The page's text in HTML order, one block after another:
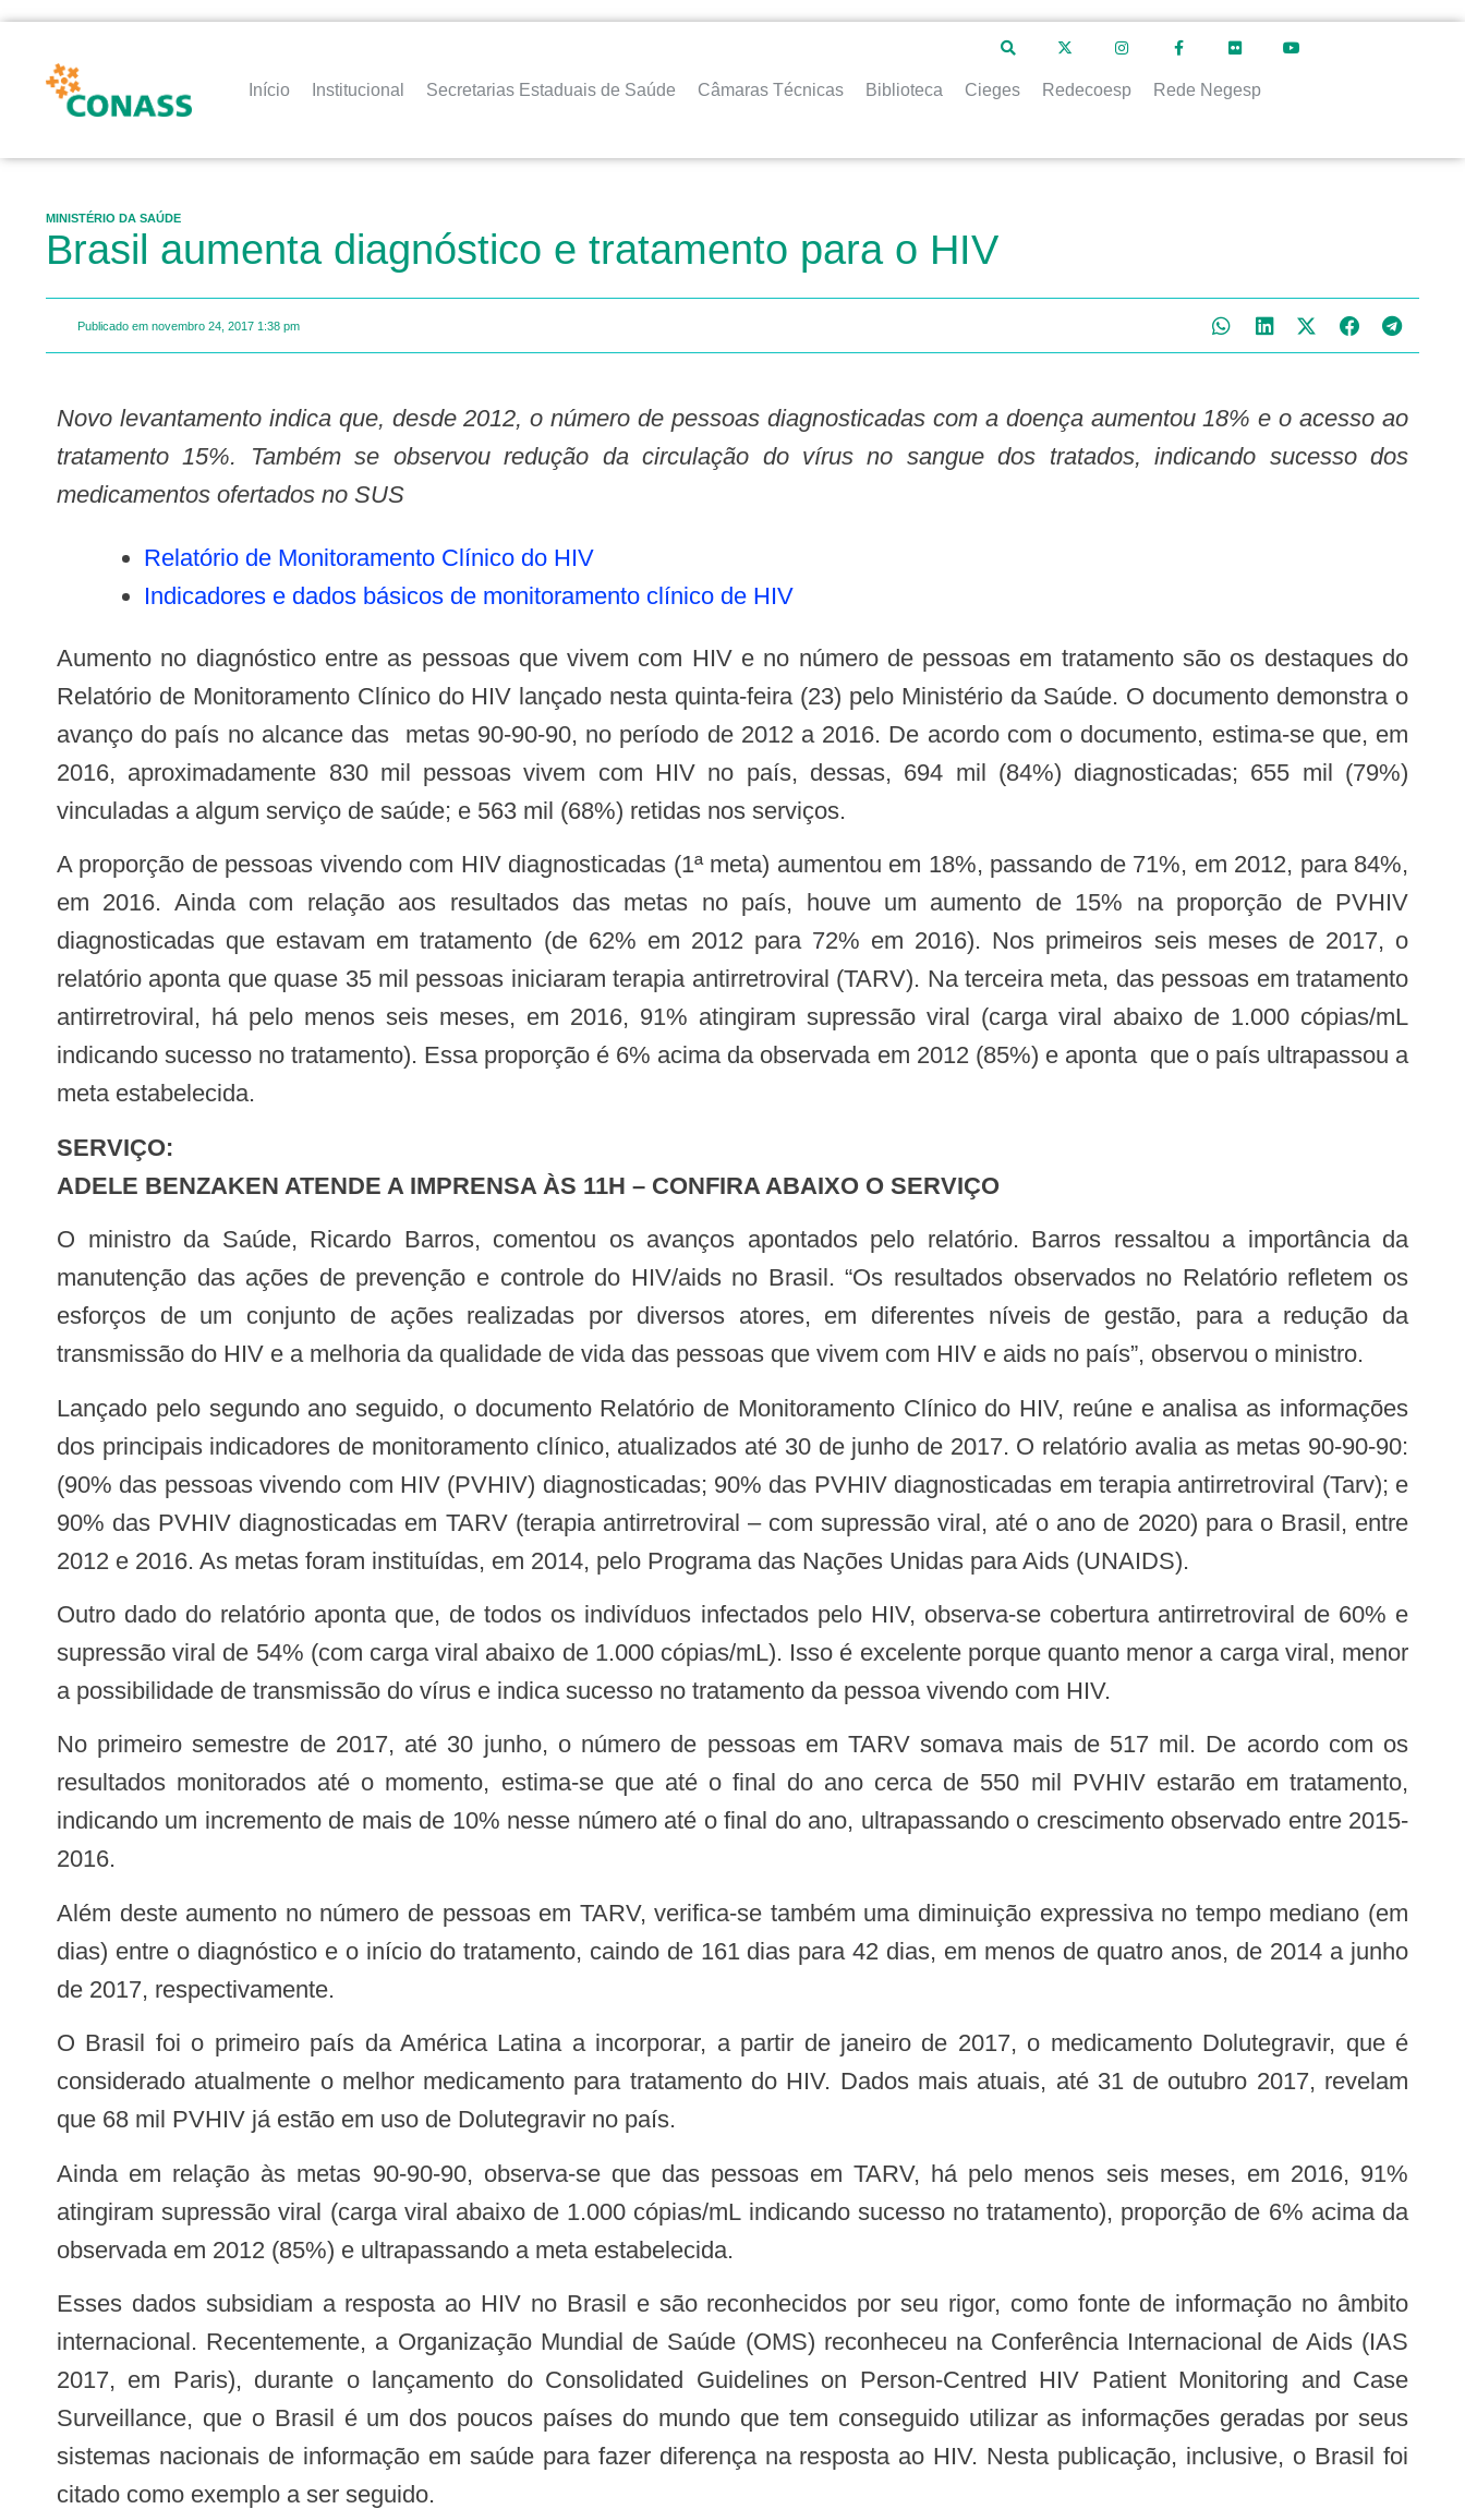
Início Institucional Secretarias Estaduais de Saúde Câmaras Técnicas Biblioteca Cieges Redecoesp Rede Negesp
MINISTÉRIO DA SAÚDE
Brasil aumenta diagnóstico e tratamento para o HIV
Publicado em novembro 24, 2017 1:38 pm
Novo levantamento indica que, desde 2012, o número de pessoas diagnosticadas com a doença aumentou 18% e o acesso ao
tratamento 15%. Também se observou redução da circulação do vírus no sangue dos tratados, indicando sucesso dos
medicamentos ofertados no SUS
Relatório de Monitoramento Clínico do HIV
Indicadores e dados básicos de monitoramento clínico de HIV
Aumento no diagnóstico entre as pessoas que vivem com HIV e no número de pessoas em tratamento são os destaques do
Relatório de Monitoramento Clínico do HIV lançado nesta quinta-feira (23) pelo Ministério da Saúde. O documento demonstra o
avanço do país no alcance das metas 90-90-90, no período de 2012 a 2016. De acordo com o documento, estima-se que, em
2016, aproximadamente 830 mil pessoas vivem com HIV no país, dessas, 694 mil (84%) diagnosticadas; 655 mil (79%)
vinculadas a algum serviço de saúde; e 563 mil (68%) retidas nos serviços.
A proporção de pessoas vivendo com HIV diagnosticadas (1ª meta) aumentou em 18%, passando de 71%, em 2012, para 84%,
em 2016. Ainda com relação aos resultados das metas no país, houve um aumento de 15% na proporção de PVHIV
diagnosticadas que estavam em tratamento (de 62% em 2012 para 72% em 2016). Nos primeiros seis meses de 2017, o
relatório aponta que quase 35 mil pessoas iniciaram terapia antirretroviral (TARV). Na terceira meta, das pessoas em tratamento
antirretroviral, há pelo menos seis meses, em 2016, 91% atingiram supressão viral (carga viral abaixo de 1.000 cópias/mL
indicando sucesso no tratamento). Essa proporção é 6% acima da observada em 2012 (85%) e aponta que o país ultrapassou a
meta estabelecida.
SERVIÇO:
ADELE BENZAKEN ATENDE A IMPRENSA ÀS 11H – CONFIRA ABAIXO O SERVIÇO
O ministro da Saúde, Ricardo Barros, comentou os avanços apontados pelo relatório. Barros ressaltou a importância da
manutenção das ações de prevenção e controle do HIV/aids no Brasil. “Os resultados observados no Relatório refletem os
esforços de um conjunto de ações realizadas por diversos atores, em diferentes níveis de gestão, para a redução da
transmissão do HIV e a melhoria da qualidade de vida das pessoas que vivem com HIV e aids no país”, observou o ministro.
Lançado pelo segundo ano seguido, o documento Relatório de Monitoramento Clínico do HIV, reúne e analisa as informações
dos principais indicadores de monitoramento clínico, atualizados até 30 de junho de 2017. O relatório avalia as metas 90-90-90:
(90% das pessoas vivendo com HIV (PVHIV) diagnosticadas; 90% das PVHIV diagnosticadas em terapia antirretroviral (Tarv); e
90% das PVHIV diagnosticadas em TARV (terapia antirretroviral – com supressão viral, até o ano de 2020) para o Brasil, entre
2012 e 2016. As metas foram instituídas, em 2014, pelo Programa das Nações Unidas para Aids (UNAIDS).
Outro dado do relatório aponta que, de todos os indivíduos infectados pelo HIV, observa-se cobertura antirretroviral de 60% e
supressão viral de 54% (com carga viral abaixo de 1.000 cópias/mL). Isso é excelente porque quanto menor a carga viral, menor
a possibilidade de transmissão do vírus e indica sucesso no tratamento da pessoa vivendo com HIV.
No primeiro semestre de 2017, até 30 junho, o número de pessoas em TARV somava mais de 517 mil. De acordo com os
resultados monitorados até o momento, estima-se que até o final do ano cerca de 550 mil PVHIV estarão em tratamento,
indicando um incremento de mais de 10% nesse número até o final do ano, ultrapassando o crescimento observado entre 2015-
2016.
Além deste aumento no número de pessoas em TARV, verifica-se também uma diminuição expressiva no tempo mediano (em
dias) entre o diagnóstico e o início do tratamento, caindo de 161 dias para 42 dias, em menos de quatro anos, de 2014 a junho
de 2017, respectivamente.
O Brasil foi o primeiro país da América Latina a incorporar, a partir de janeiro de 2017, o medicamento Dolutegravir, que é
considerado atualmente o melhor medicamento para tratamento do HIV. Dados mais atuais, até 31 de outubro 2017, revelam
que 68 mil PVHIV já estão em uso de Dolutegravir no país.
Ainda em relação às metas 90-90-90, observa-se que das pessoas em TARV, há pelo menos seis meses, em 2016, 91%
atingiram supressão viral (carga viral abaixo de 1.000 cópias/mL indicando sucesso no tratamento), proporção de 6% acima da
observada em 2012 (85%) e ultrapassando a meta estabelecida.
Esses dados subsidiam a resposta ao HIV no Brasil e são reconhecidos por seu rigor, como fonte de informação no âmbito
internacional. Recentemente, a Organização Mundial de Saúde (OMS) reconheceu na Conferência Internacional de Aids (IAS
2017, em Paris), durante o lançamento do Consolidated Guidelines on Person-Centred HIV Patient Monitoring and Case
Surveillance, que o Brasil é um dos poucos países do mundo que tem conseguido utilizar as informações geradas por seus
sistemas nacionais de informação em saúde para fazer diferença na resposta ao HIV. Nesta publicação, inclusive, o Brasil foi
citado como exemplo a ser seguido.